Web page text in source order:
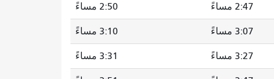
2:47 مساءً 2:50 مساءً
3:07 مساءً 3:10 مساءً
3:27 مساءً 3:31 مساءً